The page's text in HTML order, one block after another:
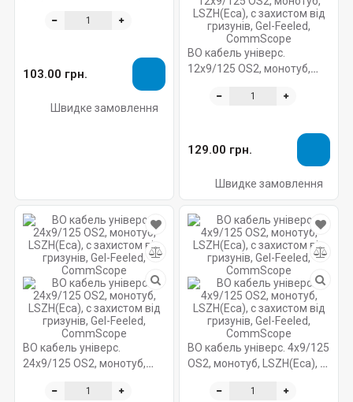
ст.елем., Gel-Filled Corning
103.00 грн.
Швидке замовлення
ВО кабель універс.
12x9/125 OS2, монотуб,
гризунів, Gel-Feeled,
129.00 грн.
Швидке замовлення
ВО кабель універс.
24x9/125 OS2, монотуб,
гризунів, Gel-Feeled,
ВО кабель універс. 4x9/125
OS2, монотуб, LSZH(Eca), с
Feeled, CommScope